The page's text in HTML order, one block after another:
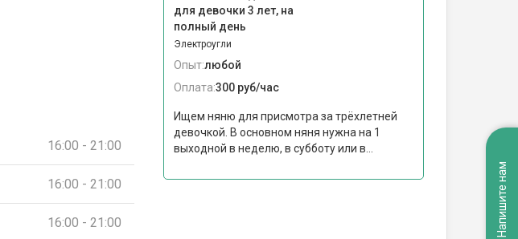
16:00 - 21:00
16:00 - 21:00
16:00 - 21:00
для девочки 3 лет, на
полный день
Электроугли
Опыт:любой
Оплата:300 руб/час
Ищем няню для присмотра за трёхлетней
девочкой. В основном няня нужна на 1
выходной в неделю, в субботу или в...
Напишите нам